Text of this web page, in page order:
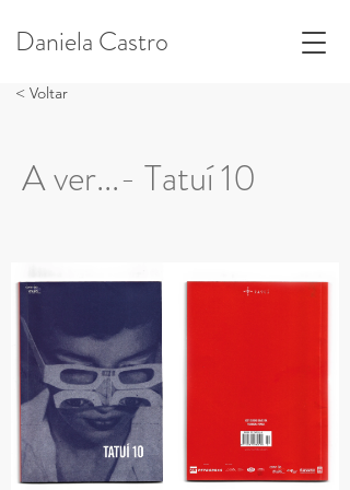
Daniela Castro
< Voltar
A ver...- Tatuí 10